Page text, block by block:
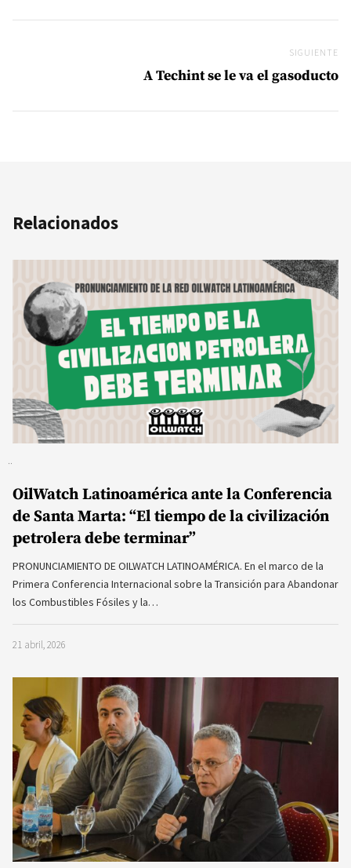
SIGUIENTE
A Techint se le va el gasoducto
Relacionados
OilWatch Latinoamérica ante la Conferencia
de Santa Marta: “El tiempo de la civilización
petrolera debe terminar”
PRONUNCIAMIENTO DE OILWATCH LATINOAMÉRICA. En el marco de la
Primera Conferencia Internacional sobre la Transición para Abandonar
los Combustibles Fósiles y la…
21 abril, 2026